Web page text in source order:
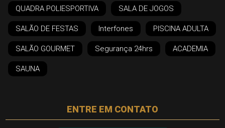
QUADRA POLIESPORTIVA SALA DE JOGOS
SALÃO DE FESTAS Interfones PISCINA ADULTA
SALÃO GOURMET Segurança 24hrs ACADEMIA
SAUNA
ENTRE EM CONTATO